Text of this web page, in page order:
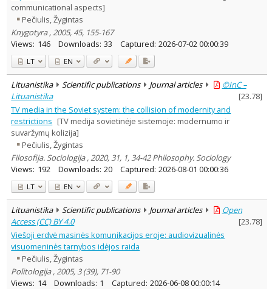
communicational aspects]
Pečiulis, Žygintas
Knygotyra , 2005, 45, 155-167
Views: 146 Downloads: 33 Captured: 2026-07-02 00:00:39
LT EN
Lituanistika Scientific publications Journal articles
©InC –
Lituanistika
[23.78]
TV media in the Soviet system: the collision of modernity and
restrictions [TV medija sovietinėje sistemoje: modernumo ir
suvaržymų kolizija]
Pečiulis, Žygintas
Filosofija. Sociologija , 2020, 31, 1, 34-42 Philosophy. Sociology
Views: 192 Downloads: 20 Captured: 2026-08-01 00:00:36
LT EN
Lituanistika Scientific publications Journal articles
Open
Access (CC) BY 4.0
[23.78]
Viešoji erdvė masinės komunikacijos eroje: audiovizualinės
visuomeninės tarnybos idėjos raida
Pečiulis, Žygintas
Politologija , 2005, 3 (39), 71-90
Views: 14 Downloads: 1 Captured: 2026-06-08 00:00:14